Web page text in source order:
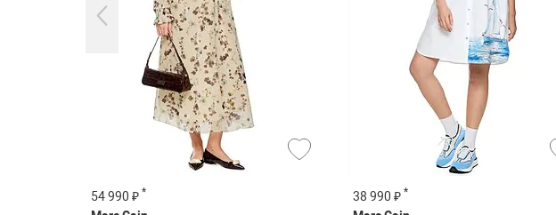
54 990 ₽ * 38 990 ₽ *